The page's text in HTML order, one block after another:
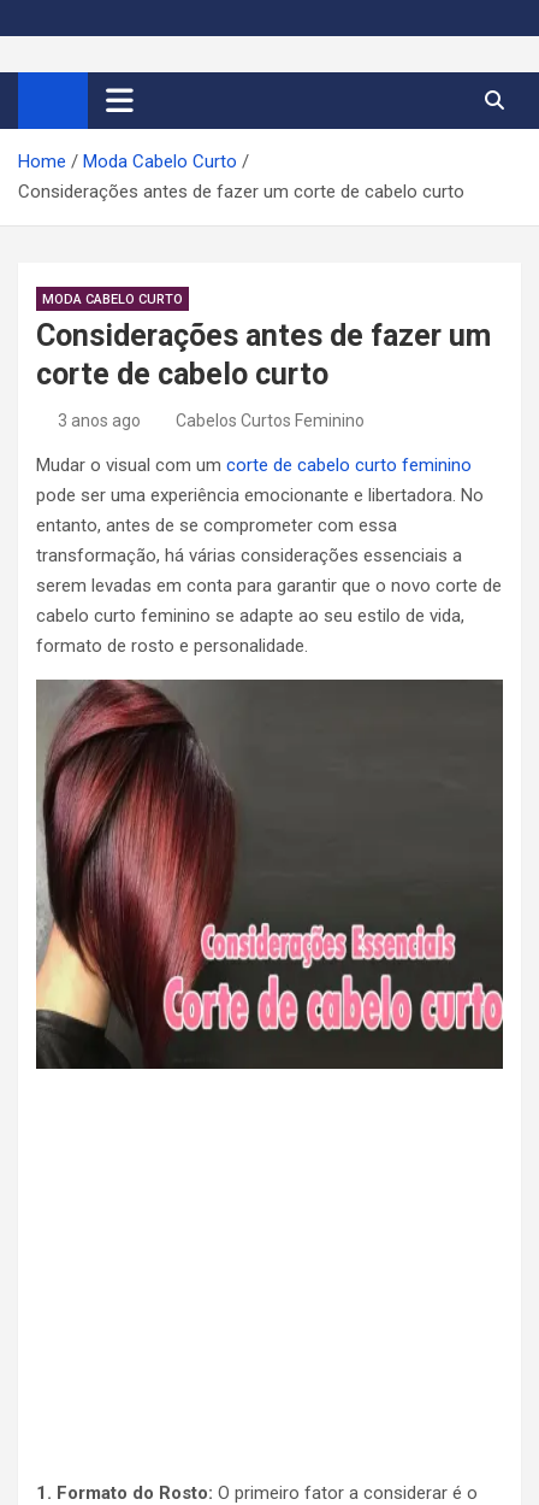
i
t
o
Cortes de Cabelo Curto
Feminino 2026
Moda e tendências dos cabelos curtos femininos 2026
Home
Moda Cabelo Curto
Considerações antes de fazer um corte de cabelo curto
MODA CABELO CURTO
Considerações antes de fazer um
corte de cabelo curto
3 anos ago Cabelos Curtos Feminino
Mudar o visual com um corte de cabelo curto feminino
pode ser uma experiência emocionante e libertadora. No
entanto, antes de se comprometer com essa
transformação, há várias considerações essenciais a
serem levadas em conta para garantir que o novo corte de
cabelo curto feminino se adapte ao seu estilo de vida,
formato de rosto e personalidade.
1. Formato do Rosto: O primeiro fator a considerar é o